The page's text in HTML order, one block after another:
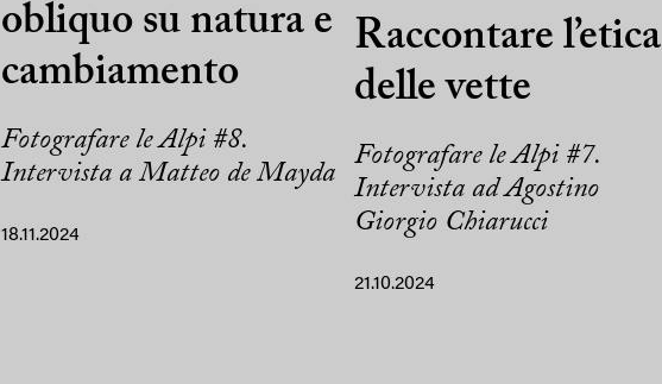
obliquo su natura e
cambiamento
Fotografare le Alpi #8.
Intervista a Matteo de Mayda
18.11.2024
Raccontare l’etica
delle vette
Fotografare le Alpi #7.
Intervista ad Agostino
Giorgio Chiarucci
21.10.2024